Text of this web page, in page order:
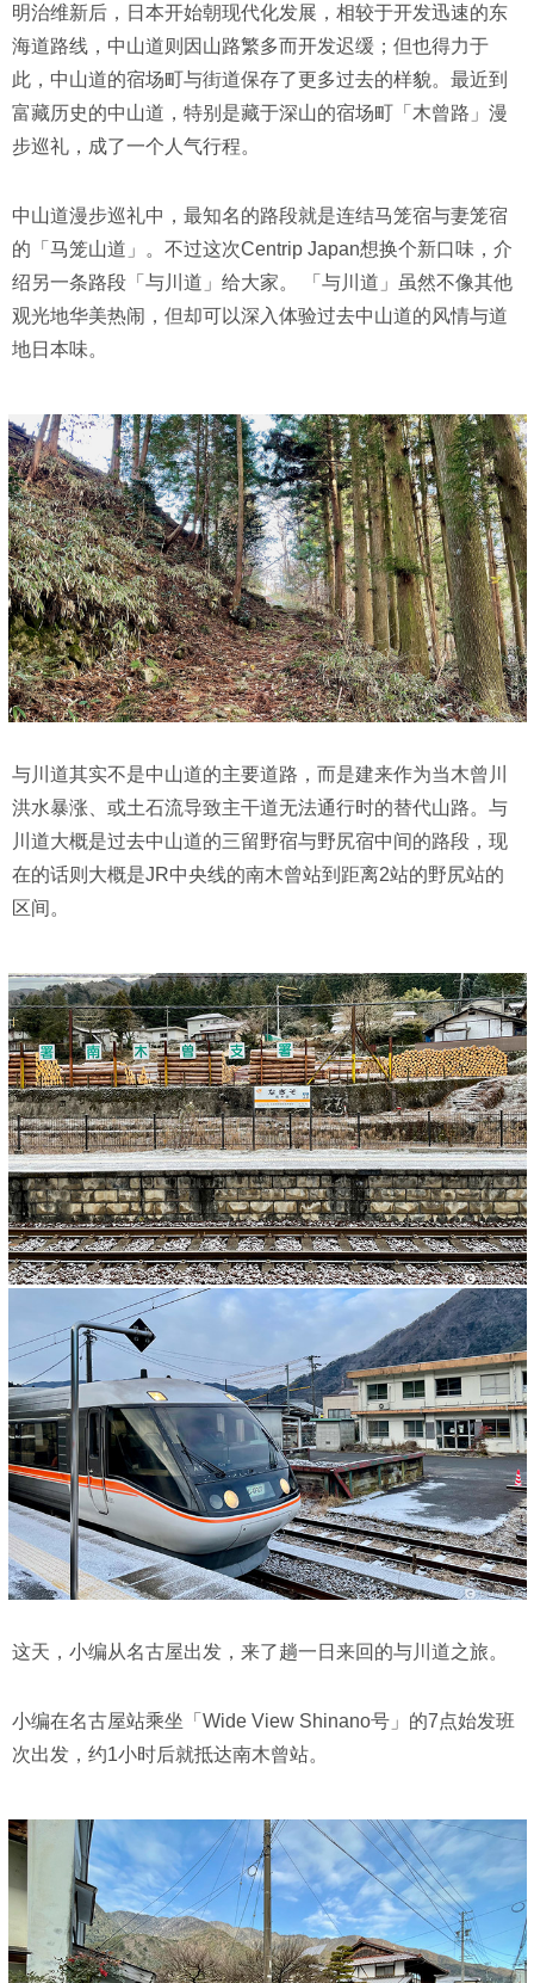
明治维新后，日本开始朝现代化发展，相较于开发迅速的东
海道路线，中山道则因山路繁多而开发迟缓；但也得力于
此，中山道的宿场町与街道保存了更多过去的样貌。最近到
富藏历史的中山道，特别是藏于深山的宿场町「木曾路」漫
步巡礼，成了一个人气行程。
中山道漫步巡礼中，最知名的路段就是连结马笼宿与妻笼宿
的「马笼山道」。不过这次Centrip Japan想换个新口味，介
绍另一条路段「与川道」给大家。 「与川道」虽然不像其他
观光地华美热闹，但却可以深入体验过去中山道的风情与道
地日本味。
与川道其实不是中山道的主要道路，而是建来作为当木曾川
洪水暴涨、或土石流导致主干道无法通行时的替代山路。与
川道大概是过去中山道的三留野宿与野尻宿中间的路段，现
在的话则大概是JR中央线的南木曾站到距离2站的野尻站的
区间。
这天，小编从名古屋出发，来了趟一日来回的与川道之旅。
小编在名古屋站乘坐「Wide View Shinano号」的7点始发班
次出发，约1小时后就抵达南木曾站。